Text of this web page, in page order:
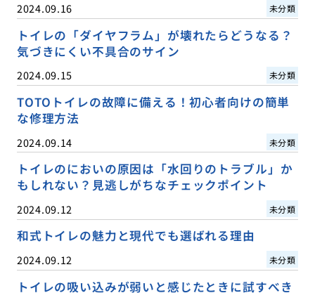
2024.09.16 未分類
トイレの「ダイヤフラム」が壊れたらどうなる？
気づきにくい不具合のサイン
2024.09.15 未分類
TOTOトイレの故障に備える！初心者向けの簡単
な修理方法
2024.09.14 未分類
トイレのにおいの原因は「水回りのトラブル」か
もしれない？見逃しがちなチェックポイント
2024.09.12 未分類
和式トイレの魅力と現代でも選ばれる理由
2024.09.12 未分類
トイレの吸い込みが弱いと感じたときに試すべき